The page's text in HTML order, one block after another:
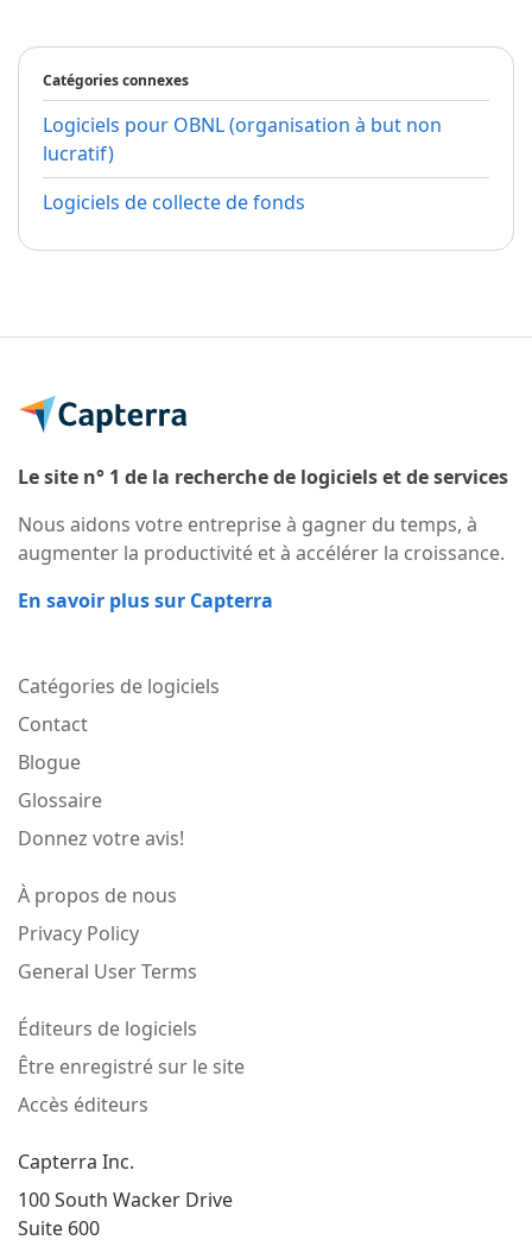
Catégories connexes
Logiciels pour OBNL (organisation à but non
lucratif)
Logiciels de collecte de fonds
Le site n° 1 de la recherche de logiciels et de services
Nous aidons votre entreprise à gagner du temps, à
augmenter la productivité et à accélérer la croissance.
En savoir plus sur Capterra
Catégories de logiciels
Contact
Blogue
Glossaire
Donnez votre avis!
À propos de nous
Privacy Policy
General User Terms
Éditeurs de logiciels
Être enregistré sur le site
Accès éditeurs
Capterra Inc.
100 South Wacker Drive
Suite 600